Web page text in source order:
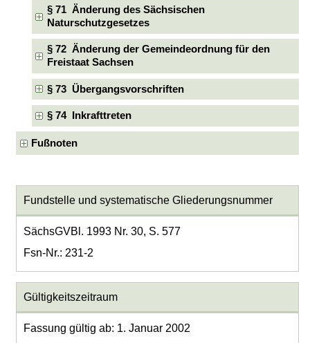
§ 71 Änderung des Sächsischen
Naturschutzgesetzes
§ 72 Änderung der Gemeindeordnung für den
Freistaat Sachsen
§ 73 Übergangsvorschriften
§ 74 Inkrafttreten
Fußnoten
Fundstelle und systematische Gliederungsnummer
SächsGVBl. 1993 Nr. 30, S. 577
Fsn-Nr.: 231-2
Gültigkeitszeitraum
Fassung gültig ab: 1. Januar 2002